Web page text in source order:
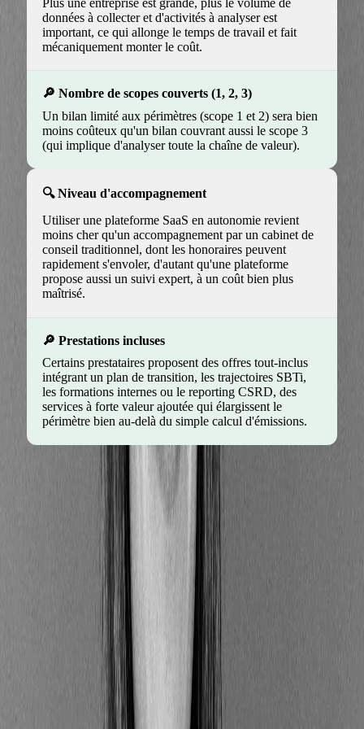
données à collecter et d'activités à analyser est
important, ce qui allonge le temps de travail et fait
mécaniquement monter le coût.
Nombre de scopes couverts (1, 2, 3)
Un bilan limité aux périmètres (scope 1 et 2) sera bien
moins coûteux qu'un bilan couvrant aussi le scope 3
(qui implique d'analyser toute la chaîne de valeur).
Niveau d'accompagnement
Utiliser une plateforme SaaS en autonomie revient
moins cher qu'un accompagnement par un cabinet de
conseil traditionnel, dont les honoraires peuvent
rapidement s'envoler, d'autant qu'une plateforme
propose aussi un suivi expert, à un coût bien plus
maîtrisé.
Prestations incluses
Certains prestataires proposent des offres tout-inclus
intégrant un plan de transition, les trajectoires SBTi,
les formations internes ou le reporting CSRD, des
services à forte valeur ajoutée qui élargissent le
périmètre bien au-delà du simple calcul d'émissions.
Combien coûte une solution
carbone comme Greenly ?